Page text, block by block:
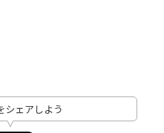
シェアしよう